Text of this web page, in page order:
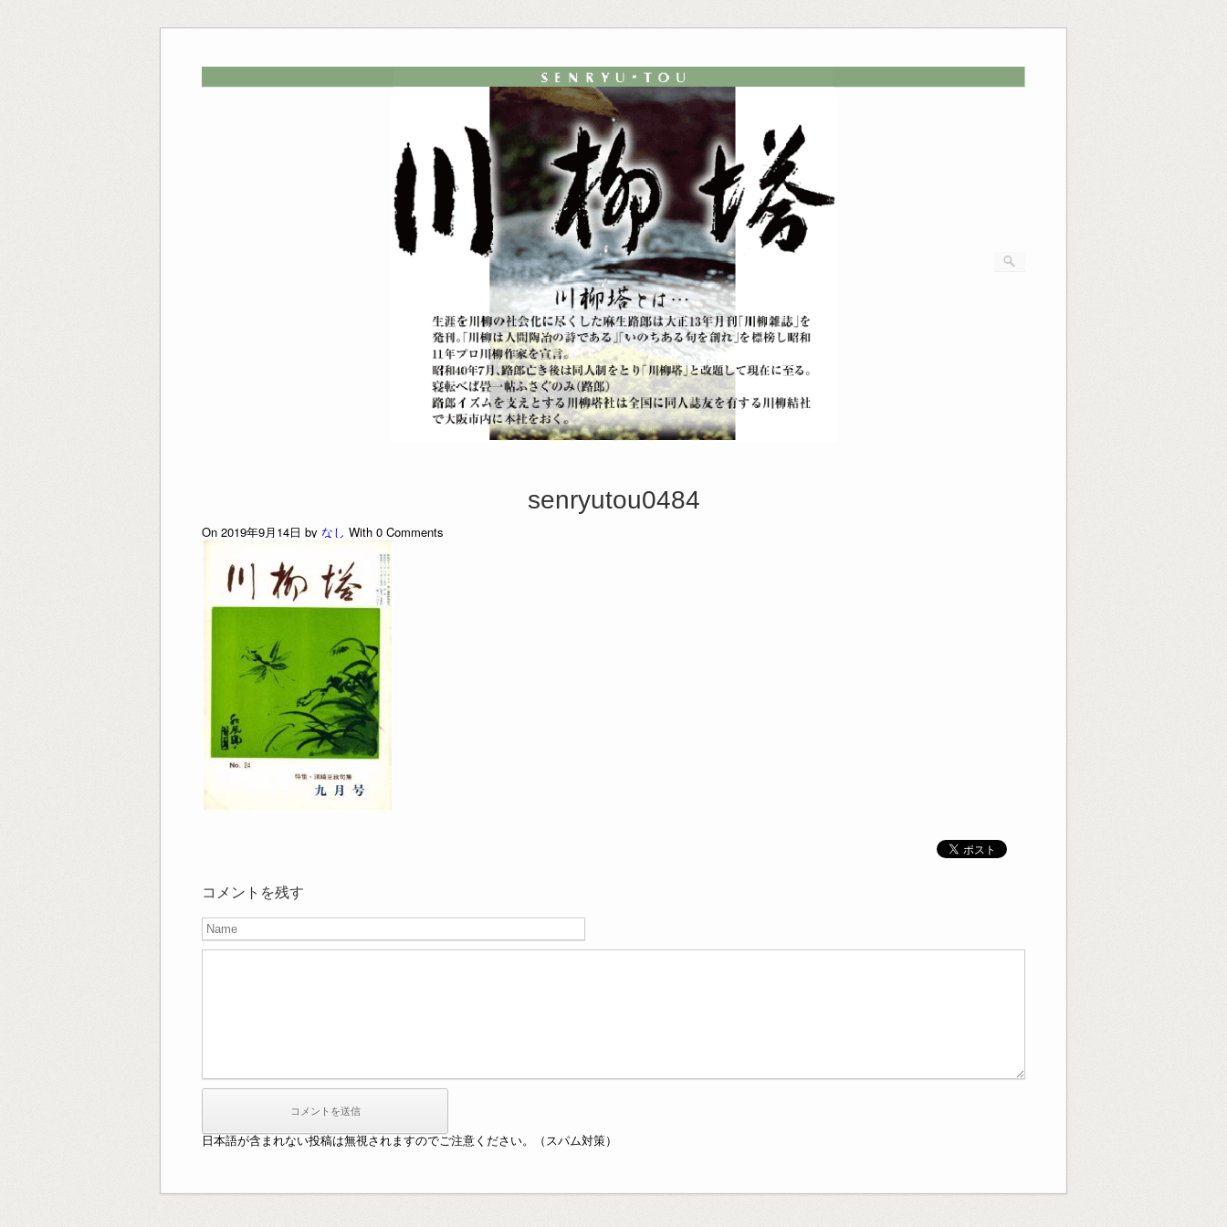
senryutou0484
On 2019年9月14日 by なし With 0Comments
コメントを残す
日本語が含まれない投稿は無視されますのでご注意ください。（スパム対策）